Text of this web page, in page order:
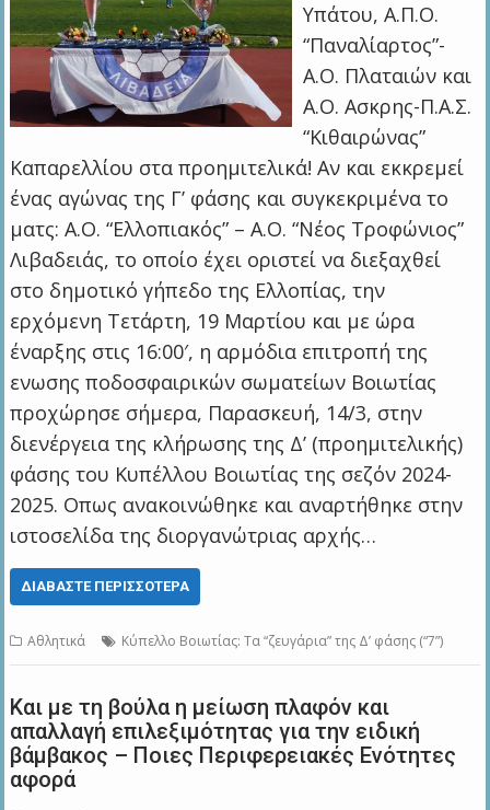
Υπάτου, Α.Π.Ο.
“Παναλίαρτος”-
Α.Ο. Πλαταιών και
Α.Ο. Ασκρης-Π.Α.Σ.
“Κιθαιρώνας”
Καπαρελλίου στα προημιτελικά! Αν και εκκρεμεί
ένας αγώνας της Γ’ φάσης και συγκεκριμένα το
ματς: Α.Ο. “Ελλοπιακός” – Α.Ο. “Νέος Τροφώνιος”
Λιβαδειάς, το οποίο έχει οριστεί να διεξαχθεί
στο δημοτικό γήπεδο της Ελλοπίας, την
ερχόμενη Τετάρτη, 19 Μαρτίου και με ώρα
έναρξης στις 16:00′, η αρμόδια επιτροπή της
ενωσης ποδοσφαιρικών σωματείων Βοιωτίας
προχώρησε σήμερα, Παρασκευή, 14/3, στην
διενέργεια της κλήρωσης της Δ’ (προημιτελικής)
φάσης του Κυπέλλου Βοιωτίας της σεζόν 2024-
2025. Οπως ανακοινώθηκε και αναρτήθηκε στην
ιστοσελίδα της διοργανώτριας αρχής…
ΔΙΑΒΆΣΤΕ ΠΕΡΙΣΣΌΤΕΡΑ
Αθλητικά Κύπελλο Βοιωτίας: Τα “ζευγάρια” της Δ’ φάσης (“7”)
Και με τη βούλα η μείωση πλαφόν και
απαλλαγή επιλεξιμότητας για την ειδική
βάμβακος – Ποιες Περιφερειακές Ενότητες
αφορά